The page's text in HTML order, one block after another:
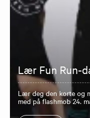
Lær Fun Run-
Lær deg den korte og
med på flashmob 24.